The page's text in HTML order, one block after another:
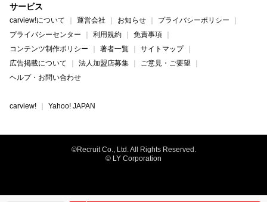
サービス
carview!について 運営会社 お知らせ
プライバシーポリシー
プライバシーセンター
利用規約
免責事項
コンテンツ制作ポリシー
著者一覧
サイトマップ
広告掲載について
法人加盟店募集
ご意見・ご要望
ヘルプ・お問い合わせ
carview! Yahoo! JAPAN
©Recruit Co., Ltd. All Rights Reserved.
© LY Corporation